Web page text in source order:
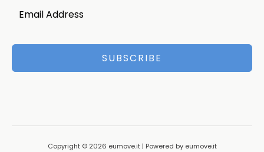
SUBSCRIBE
Copyright © 2026 eumove.it | Powered by eumove.it